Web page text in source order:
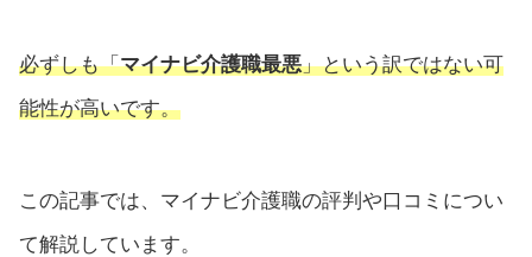
必ずしも「マイナビ介護職最悪」という訳ではない可
能性が高いです。
この記事では、マイナビ介護職の評判や口コミについ
て解説しています。